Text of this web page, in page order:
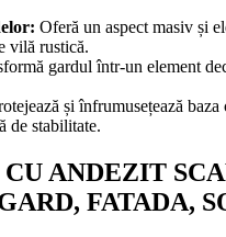
Oferă un aspect masiv și
vilă rustică.
gardul într-un element
și înfrumusețează
de stabilitate.
ANDEZIT
FATADA,